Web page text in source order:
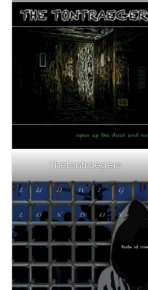
Thetontraegers